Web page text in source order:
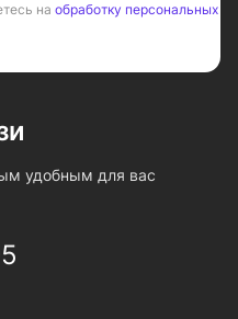
на обработку персональных
удобным для вас